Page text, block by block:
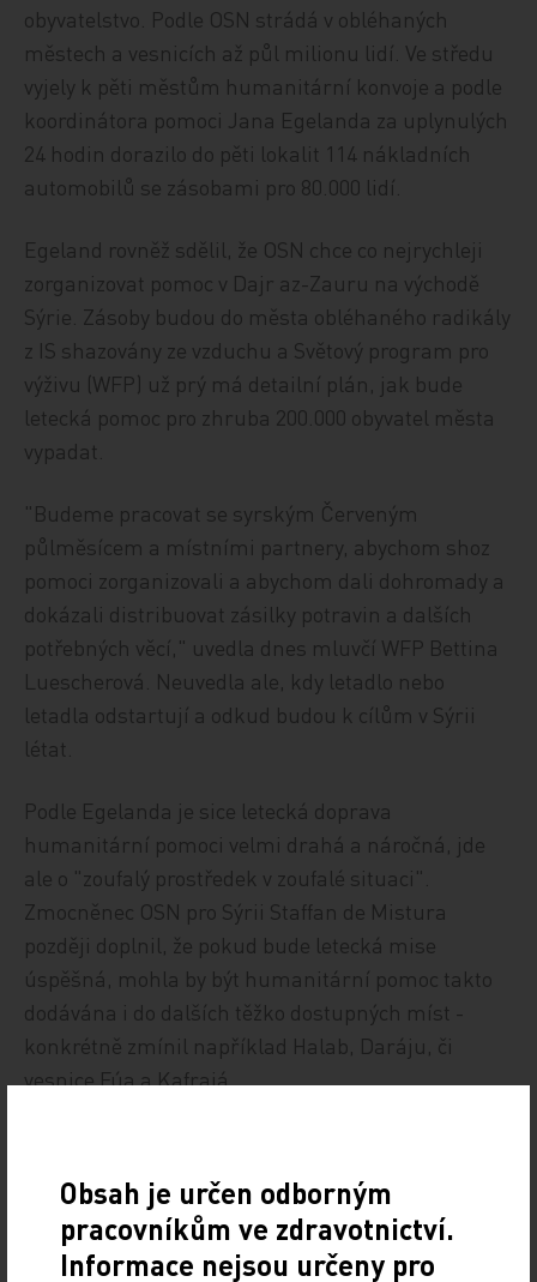
obyvatelstvo. Podle OSN strádá v obléhaných
městech a vesnicích až půl milionu lidí. Ve středu
vyjely k pěti městům humanitární konvoje a podle
koordinátora pomoci Jana Egelanda za uplynulých
24 hodin dorazilo do pěti lokalit 114 nákladních
automobilů se zásobami pro 80.000 lidí.
Egeland rovněž sdělil, že OSN chce co nejrychleji
zorganizovat pomoc v Dajr az-Zauru na východě
Sýrie. Zásoby budou do města obléhaného radikály
z IS shazovány ze vzduchu a Světový program pro
výživu (WFP) už prý má detailní plán, jak bude
letecká pomoc pro zhruba 200.000 obyvatel města
vypadat.
"Budeme pracovat se syrským Červeným
půlměsícem a místními partnery, abychom shoz
pomoci zorganizovali a abychom dali dohromady a
dokázali distribuovat zásilky potravin a dalších
potřebných věcí," uvedla dnes mluvčí WFP Bettina
Luescherová. Neuvedla ale, kdy letadlo nebo
letadla odstartují a odkud budou k cílům v Sýrii
létat.
Podle Egelanda je sice letecká doprava
humanitární pomoci velmi drahá a náročná, jde
ale o "zoufalý prostředek v zoufalé situaci".
Zmocněnec OSN pro Sýrii Staffan de Mistura
později doplnil, že pokud bude letecká mise
úspěšná, mohla by být humanitární pomoc takto
dodávána i do dalších těžko dostupných míst -
konkrétně zmínil například Halab, Daráju, či
vesnice Fúa a Kafrajá.
únosu činnost v části
Afghánistánu
Obsah je určen odborným
pracovníkům ve zdravotnictví.
Informace nejsou určeny pro